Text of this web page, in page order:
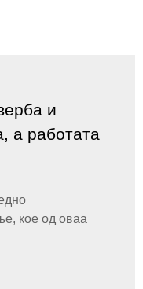
и
а работата
кое од оваа